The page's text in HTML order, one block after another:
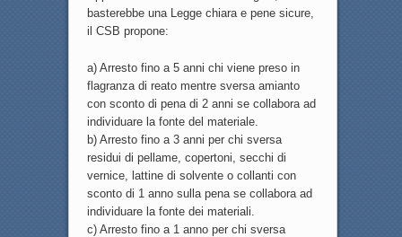
basterebbe una Legge chiara e pene sicure,
il CSB propone:
a) Arresto fino a 5 anni chi viene preso in
flagranza di reato mentre sversa amianto
con sconto di pena di 2 anni se collabora ad
individuare la fonte del materiale.
b) Arresto fino a 3 anni per chi sversa
residui di pellame, copertoni, secchi di
vernice, lattine di solvente o collanti con
sconto di 1 anno sulla pena se collabora ad
individuare la fonte dei materiali.
c) Arresto fino a 1 anno per chi sversa